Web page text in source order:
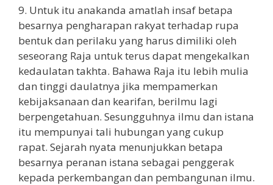
9. Untuk itu anakanda amatlah insaf betapa
besarnya pengharapan rakyat terhadap rupa
bentuk dan perilaku yang harus dimiliki oleh
seseorang Raja untuk terus dapat mengekalkan
kedaulatan takhta. Bahawa Raja itu lebih mulia
dan tinggi daulatnya jika mempamerkan
kebijaksanaan dan kearifan, berilmu lagi
berpengetahuan. Sesungguhnya ilmu dan istana
itu mempunyai tali hubungan yang cukup
rapat. Sejarah nyata menunjukkan betapa
besarnya peranan istana sebagai penggerak
kepada perkembangan dan pembangunan ilmu.